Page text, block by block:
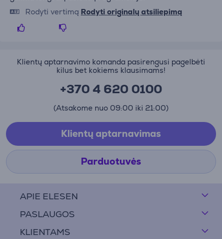
Rodyti vertimą Rodyti originalų atsiliepimą
APIE ELESEN
PASLAUGOS
KLIENTAMS
Klientų aptarnavimo komanda pasirengusi pagelbėti
kilus bet kokiems klausimams!
+370 4 620 0100
(Atsakome nuo 09:00 iki 21:00)
Klientų aptarnavimas
Parduotuvės